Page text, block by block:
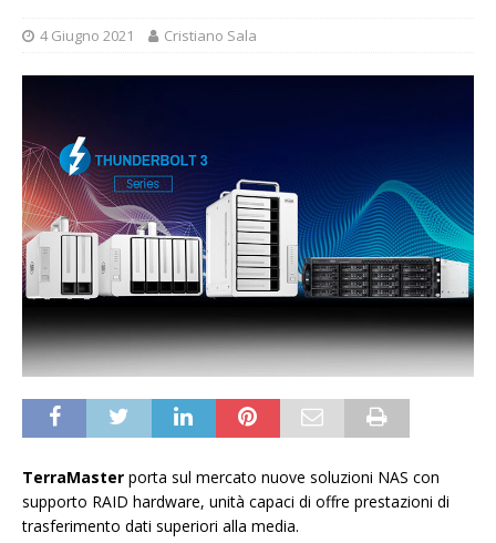
4 Giugno 2021 Cristiano Sala
TerraMaster porta sul mercato nuove soluzioni NAS con
supporto RAID hardware, unità capaci di offre prestazioni di
trasferimento dati superiori alla media.